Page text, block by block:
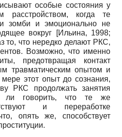
особые состояния у
расстройством, когда те
зомби и эмоционально не
вокруг [Ильина, 1998;
то, что нередко делают РКС,
Возможно, что именно
предотвращая контакт
травматическим опытом и
этот опыт до сознания,
РКС продолжать занятия
ли говорить, что те же
и переработке
опять же, способствует